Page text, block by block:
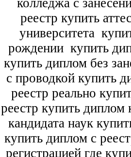
колледжа с
реестр купить
университета
рождении купить
купить диплом без
с проводкой купить
реестр реально
реестр купить диплом
кандидата наук
купить диплом с
регистрацией где